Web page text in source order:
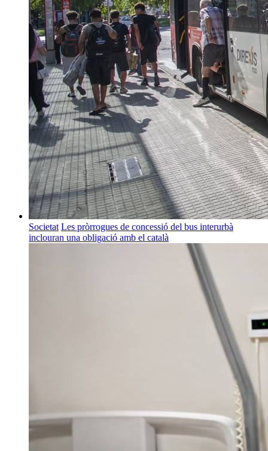
Societat Les pròrrogues de concessió del bus interurbà
inclouran una obligació amb el català